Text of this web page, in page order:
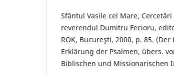
Sfântul Vasile cel Mare,
reverendul Dumitru Fecioru,
ROK, Bucureşti, 2000, p. 85.
Erklärung der Psalmen, übers.
Biblischen und Missionarischen